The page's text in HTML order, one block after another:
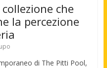
che
la percezione
di The Pitti Pool,